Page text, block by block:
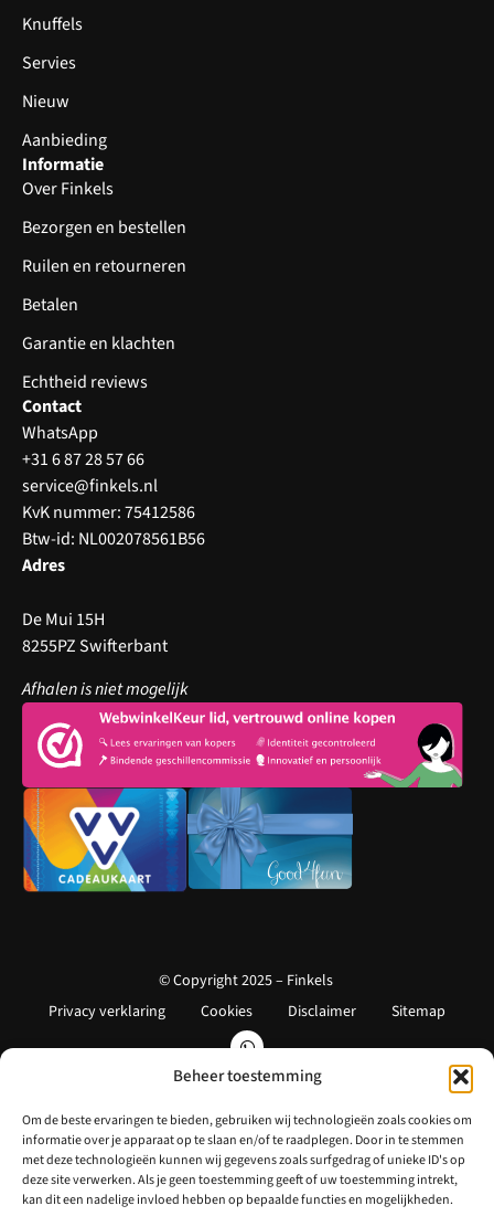
Beheer toestemming
Om de beste ervaringen te bieden, gebruiken wij technologieën zoals cookies om
informatie over je apparaat op te slaan en/of te raadplegen. Door in te stemmen
met deze technologieën kunnen wij gegevens zoals surfgedrag of unieke ID's op
deze site verwerken. Als je geen toestemming geeft of uw toestemming intrekt,
kan dit een nadelige invloed hebben op bepaalde functies en mogelijkheden.
Knuffels
Servies
Nieuw
Aanbieding
Informatie
Over Finkels
Bezorgen en bestellen
Ruilen en retourneren
Betalen
Garantie en klachten
Echtheid reviews
Contact
WhatsApp
+31 6 87 28 57 66
service@finkels.nl
KvK nummer: 75412586
Btw-id: NL002078561B56
Adres
De Mui 15H
8255PZ Swifterbant
Afhalen is niet mogelijk
© Copyright 2025 – Finkels
Privacy verklaring
Cookies Disclaimer Sitemap